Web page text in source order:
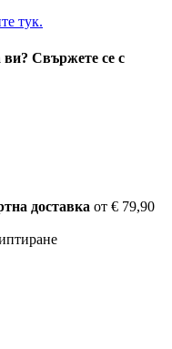
тук.
Свържете се с
доставка от € 79,90